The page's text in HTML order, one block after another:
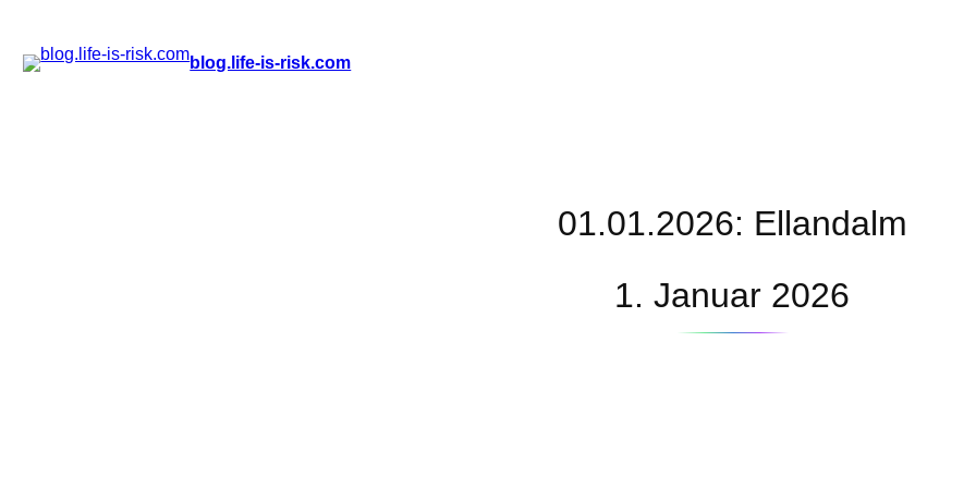
Zum
blog.life-is-risk.com
01.01.2026: Ellandalm
1. Januar 2026